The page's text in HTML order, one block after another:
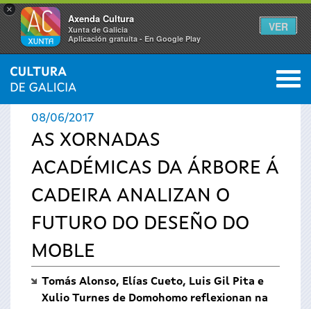
×
Axenda Cultura
Xunta de Galicia
Aplicación gratuíta - En Google Play
VER
Vostede
está
aquí
INICIO › ACTUALIDADE 0
08/06/2017
AS XORNADAS
ACADÉMICAS DA ÁRBORE Á
CADEIRA ANALIZAN O
FUTURO DO DESEÑO DO
MOBLE
Tomás Alonso, Elías Cueto, Luis Gil Pita e
Xulio Turnes de Domohomo reflexionan na